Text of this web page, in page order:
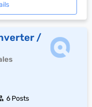
/
6 Posts